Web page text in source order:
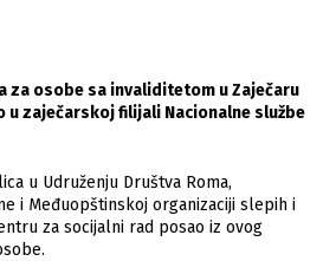
za osobe sa invaliditetom u Zaječaru
u zaječarskoj filijali Nacionalne službe
u Udruženju Društva Roma,
i Međuopštinskoj organizaciji slepih i
za socijalni rad posao iz ovog